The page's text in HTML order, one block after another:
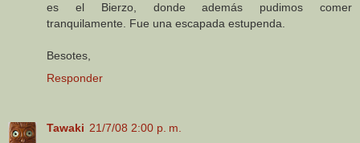
es el Bierzo, donde además pudimos comer
tranquilamente. Fue una escapada estupenda.
Besotes,
Responder
Tawaki 21/7/08 2:00 p. m.